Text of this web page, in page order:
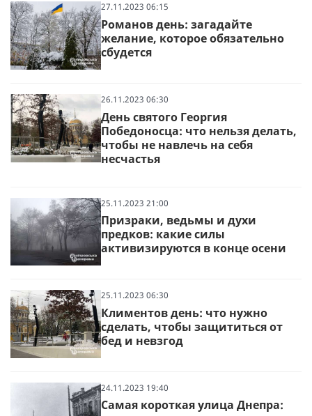
27.11.2023 06:15
Романов день: загадайте
желание, которое обязательно
сбудется
26.11.2023 06:30
День святого Георгия
Победоносца: что нельзя делать,
чтобы не навлечь на себя
несчастья
25.11.2023 21:00
Призраки, ведьмы и духи
предков: какие силы
активизируются в конце осени
25.11.2023 06:30
Климентов день: что нужно
сделать, чтобы защититься от
бед и невзгод
24.11.2023 19:40
Самая короткая улица Днепра: